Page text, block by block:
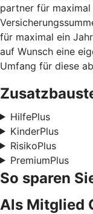
partner für
für maximal ein
auf Wunsch eine
Umfang für diese
HilfePlus
KinderPlus
RisikoPlus
PremiumPlus
So sparen
Als Mitglied